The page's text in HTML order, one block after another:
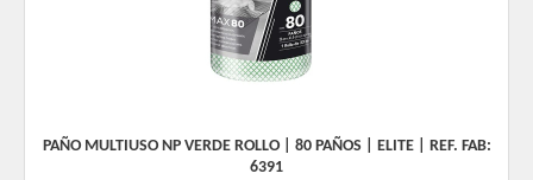
PAÑO MULTIUSO NP VERDE ROLLO | 80 PAÑOS | ELITE | REF. FAB:
6391